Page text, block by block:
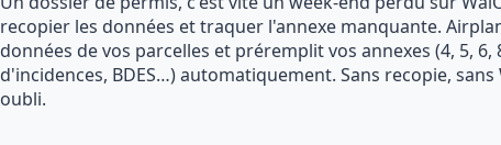
recopier les données et traquer l'annexe manquante.
données de vos parcelles et préremplit vos annexes (4, 5, 6,
d'incidences, BDES…) automatiquement. Sans recopie, sans
oubli.